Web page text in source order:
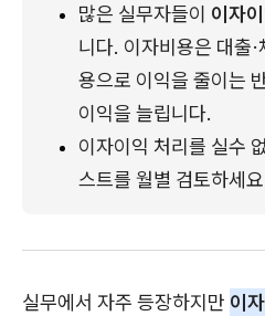
많은 실무자들이 이자
니다. 이자비용은 대출
용으로 이익을 줄이는
이익을 늘립니다.
이자이익 처리를 실수
스트를 월별 검토하세
실무에서 자주 등장하지만 이